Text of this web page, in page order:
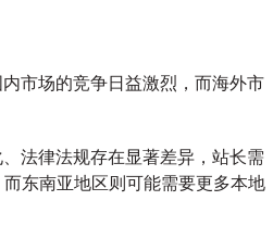
风
长
海
市场的竞争日益激烈，而海外市
法律法规存在显著差异，站长需
东南亚地区则可能需要更多本地